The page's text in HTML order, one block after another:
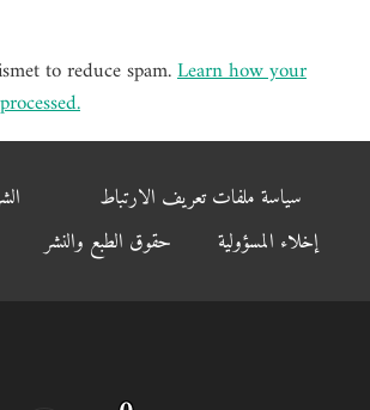
to reduce spam.Learn how your
سياسة ملفات تعريف الارتباط
حقوق الطبع والنشر إخلاء المسؤولية